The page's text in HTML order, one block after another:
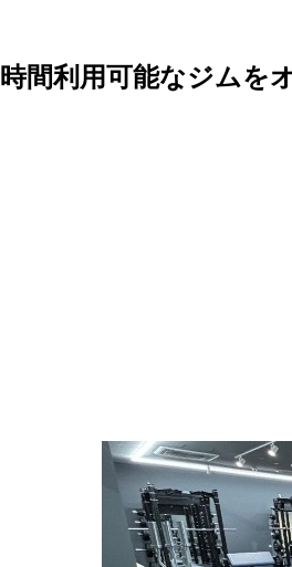
間利用可能なジム